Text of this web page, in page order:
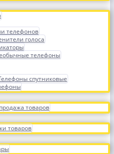
телефонов
голоса
телефоны
спутниковые
товаров
товаров